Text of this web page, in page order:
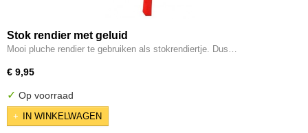
Stok rendier met geluid
Mooi pluche rendier te gebruiken als stokrendiertje. Dus…
€ 9,95
✓ Op voorraad
IN WINKELWAGEN